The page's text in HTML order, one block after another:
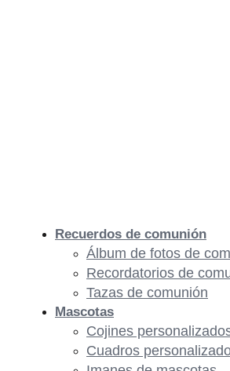
Recuerdos de comunión
Álbum de fotos de
Recordatorios de
Tazas de comunión
Mascotas
Cojines
Cuadros